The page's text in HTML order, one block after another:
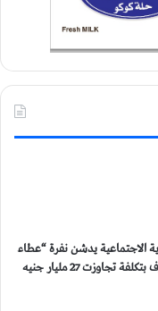
الاجتماعية يدشن نفرة “عطاء